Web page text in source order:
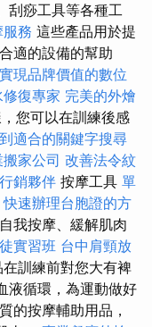
刮痧工具等各種工
務 這些產品用於提
適的設備的幫助
現品牌價值的數位
復專家 完美的外燴
您可以在訓練後感
適合的關鍵字搜尋
家公司 改善法令紋
銷夥伴 按摩工具 單
快速辦理台胞證的方
我按摩、緩解肌肉
實習班 台中肩頸放
在訓練前對您大有裨
液循環，為運動做好
的按摩輔助用品，